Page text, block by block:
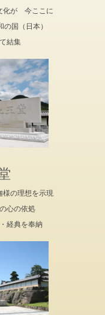
化が 今ここに
国（日本）
結集
様の理想を示現
心の依処
経典を奉納